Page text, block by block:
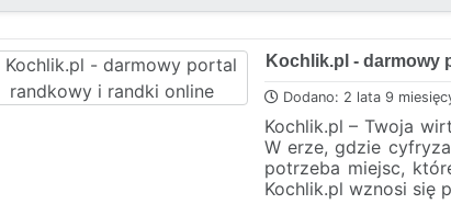
Kochlik.pl - darmowy
Dodano: 2 lata 9
Kochlik.pl – Twoja
W erze, gdzie
potrzeba miejsc,
Kochlik.pl wznosi się